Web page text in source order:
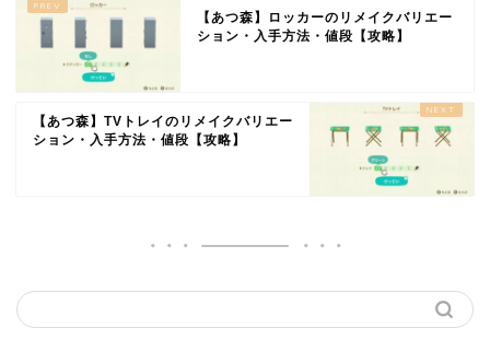
【あつ森】ロッカーのリメイクバリエー
ション・入手方法・値段【攻略】
【あつ森】TVトレイのリメイクバリエー
ション・入手方法・値段【攻略】